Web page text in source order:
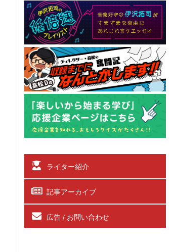
ライター紹介
記事アーカイブ
広告 / お問い合わせ